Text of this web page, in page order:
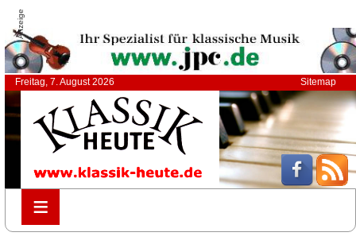
Anzeige
Freitag, 7. August 2026 Sitemap
≡
≡